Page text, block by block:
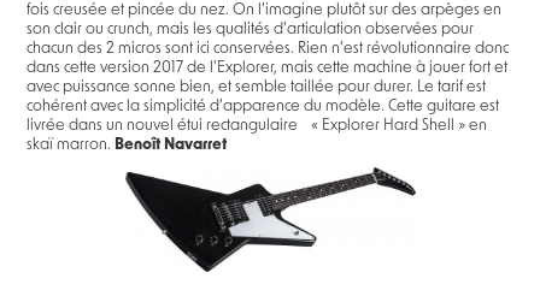
fois creusée et pincée du nez. On l’imagine plutôt sur des arpèges en
son clair ou crunch, mais les qualités d’articulation observées pour
chacun des 2 micros sont ici conservées. Rien n’est révolutionnaire donc
dans cette version 2017 de l’Explorer, mais cette machine à jouer fort et
avec puissance sonne bien, et semble taillée pour durer. Le tarif est
cohérent avec la simplicité d’apparence du modèle. Cette guitare est
livrée dans un nouvel étui rectangulaire « Explorer Hard Shell » en
skaï marron. Benoît Navarret